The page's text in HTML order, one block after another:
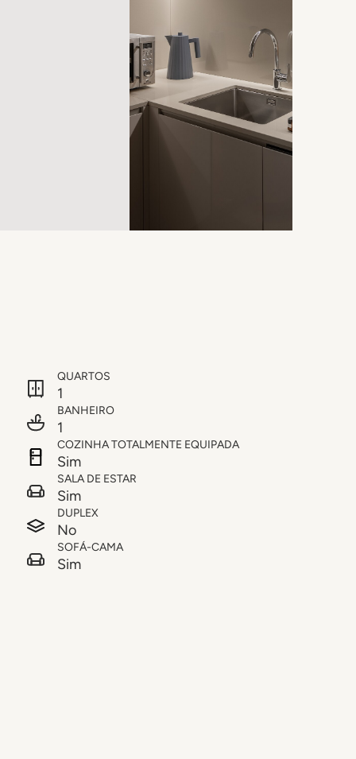
QUARTOS
1
BANHEIRO
1
COZINHA TOTALMENTE EQUIPADA
Sim
SALA DE ESTAR
Sim
DUPLEX
No
SOFÁ-CAMA
Sim